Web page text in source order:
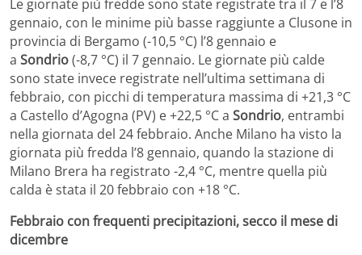
Le giornate più fredde sono state registrate tra il 7 e l’8
gennaio, con le minime più basse raggiunte a Clusone in
provincia di Bergamo (-10,5 °C) l’8 gennaio e
a Sondrio(-8,7 °C) il 7 gennaio. Le giornate più calde
sono state invece registrate nell’ultima settimana di
febbraio, con picchi di temperatura massima di +21,3 °C
a Castello d’Agogna (PV) e +22,5 °C a Sondrio, entrambi
nella giornata del 24 febbraio. Anche Milano ha visto la
giornata più fredda l’8 gennaio, quando la stazione di
Milano Brera ha registrato -2,4 °C, mentre quella più
calda è stata il 20 febbraio con +18 °C.
Febbraio con frequenti precipitazioni, secco il mese di
dicembre